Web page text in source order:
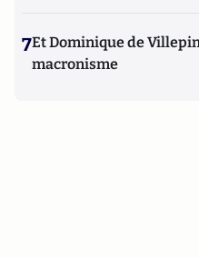
7Et Dominique de
macronisme